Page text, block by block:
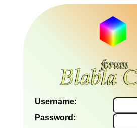
Username:
Password: